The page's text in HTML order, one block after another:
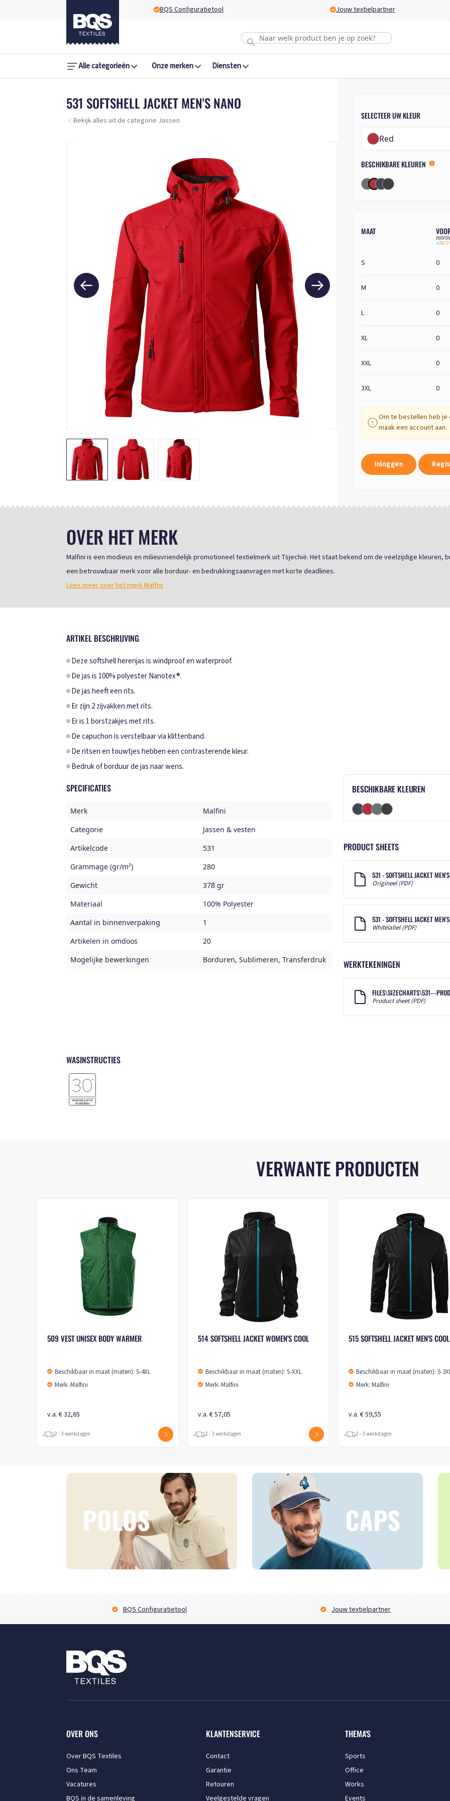
BQS Configuratietool Jouw textielpartner
Alle categorieën Onze merken Diensten
531 SOFTSHELL JACKET MEN'S NANO
Bekijk alles uit de categorie Jassen SELECTEER UW KLEUR
Red
BESCHIKBARE KLEUREN
MAAT
1-2
S 0
M 0
L 0
XL 0
XXL 0
3XL 0
Om te bestellen heb je
maak een account aan.
Inloggen
OVER HET MERK
Malfini is een modieus en milieuvriendelijk promotioneel textielmerk uit Tsjechië. Het staat bekend om de veelzijdige
een betrouwbaar merk voor alle borduur- en bedrukkingsaanvragen met korte deadlines.
Lees meer over het merk Malfini
ARTIKEL BESCHRIJVING
Deze softshell herenjas is windproof en waterproof.
De jas is 100% polyester Nanotex®.
De jas heeft een rits.
Er zijn 2 zijvakken met rits.
Er is 1 borstzakjes met rits.
De capuchon is verstelbaar via klittenband.
De ritsen en touwtjes hebben een contrasterende kleur.
Bedruk of borduur de jas naar wens.
SPECIFICATIES
Merk
Malfini
Categorie
Jassen & vesten
Artikelcode
531
Grammage (gr/m²)
280
Gewicht
378 gr
Materiaal
100% Polyester
Aantal in binnenverpaking
1
Artikelen in omdoos
20
Mogelijke bewerkingen
Borduren, Sublimeren, Transferdruk
BESCHIKBARE KLEUREN
PRODUCT SHEETS
531 - SOFTSHELL JACKET
Origineel (PDF)
531 - SOFTSHELL JACKET
Whitelabel (PDF)
WERKTEKENINGEN
FILES\SIZECHARTS\531---
Product sheet (PDF)
WASINSTRUCTIES
VERWANTE PRODUCTEN
509 VEST UNISEX BODY WARMER
Beschikbaar in maat (maten): S-4XL
Merk: Malfini
v.a. € 32,65
2 - 3 werkdagen
514 SOFTSHELL JACKET WOMEN'S COOL
Beschikbaar in maat (maten): S-XXL
Merk: Malfini
v.a. € 57,05
2 - 3 werkdagen
515 SOFTSHELL JACKET MEN'S COOL
Beschikbaar in maat (maten): S-
Merk: Malfini
v.a. € 59,55
2 - 3 werkdagen
BQS Configuratietool Jouw textielpartner
OVER ONS
Over BQS Textiles
Ons Team
Vacatures
BQS in de samenleving
KLANTENSERVICE
Contact
Garantie
Retouren
Veelgestelde vragen
THEMA'S
Sports
Office
Works
Events